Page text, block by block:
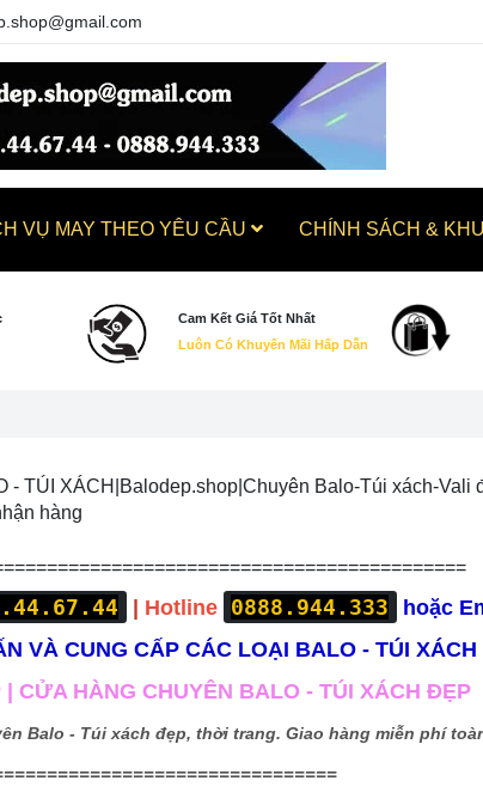
- TÚI XÁCH|Balodep.shop|Chuyên Balo-Túi xách-Vali
hàng
Hotline 0888.944.333 hoặc
VÀ CUNG CẤP CÁC LOẠI BALO - TÚI
| CỬA HÀNG CHUYÊN BALO - TÚI XÁCH ĐẸP
Balo - Túi xách đẹp, thời trang. Giao hàng miễn phí
VỤ MAY THEO YÊU CẦU CHÍNH SÁCH &
Cam Kết Giá Tốt Nhất
Luôn Có Khuyến Mãi Hấp Dẫn